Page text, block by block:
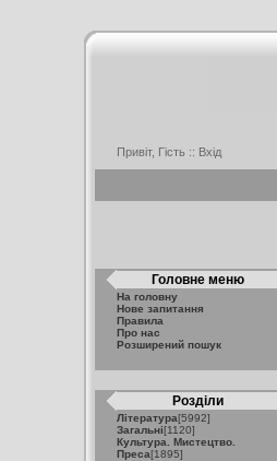
Привіт, Гість :: Вхід
Головне меню
На головну
Нове запитання
Правила
Про нас
Розширений пошук
Розділи
Література[5992]
Загальні[1120]
Культура. Мистецтво.
Преса[1895]